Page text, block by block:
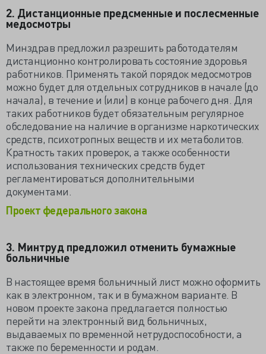
2. Дистанционные предсменные и послесменные
медосмотры
Минздрав предложил разрешить работодателям
дистанционно контролировать состояние здоровья
работников. Применять такой порядок медосмотров
можно будет для отдельных сотрудников в начале (до
начала), в течение и (или) в конце рабочего дня. Для
таких работников будет обязательным регулярное
обследование на наличие в организме наркотических
средств, психотропных веществ и их метаболитов.
Кратность таких проверок, а также особенности
использования технических средств будет
регламентироваться дополнительными
документами.
Проект федерального закона
3. Минтруд предложил отменить бумажные
больничные
В настоящее время больничный лист можно оформить
как в электронном, так и в бумажном варианте. В
новом проекте закона предлагается полностью
перейти на электронный вид больничных,
выдаваемых по временной нетрудоспособности, а
также по беременности и родам.